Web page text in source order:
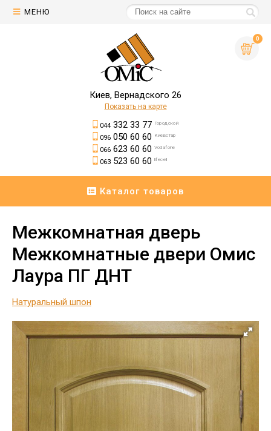
МЕНЮ
0
Киев, Вернадского 26
Показать на карте
044332 33 77 Городской
096050 60 60 Киевстар
066623 60 60 Vodafone
063523 60 60 lifecell
Каталог товаров
Межкомнатная дверь
Межкомнатные двери Омис
Лаура ПГ ДНТ
Натуральный шпон